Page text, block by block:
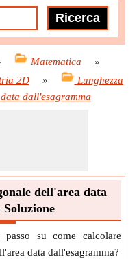
Matematica
»
2D »
Lunghezza
dall'esagramma
dell'area data
su come calcolare
data dall'esagramma?